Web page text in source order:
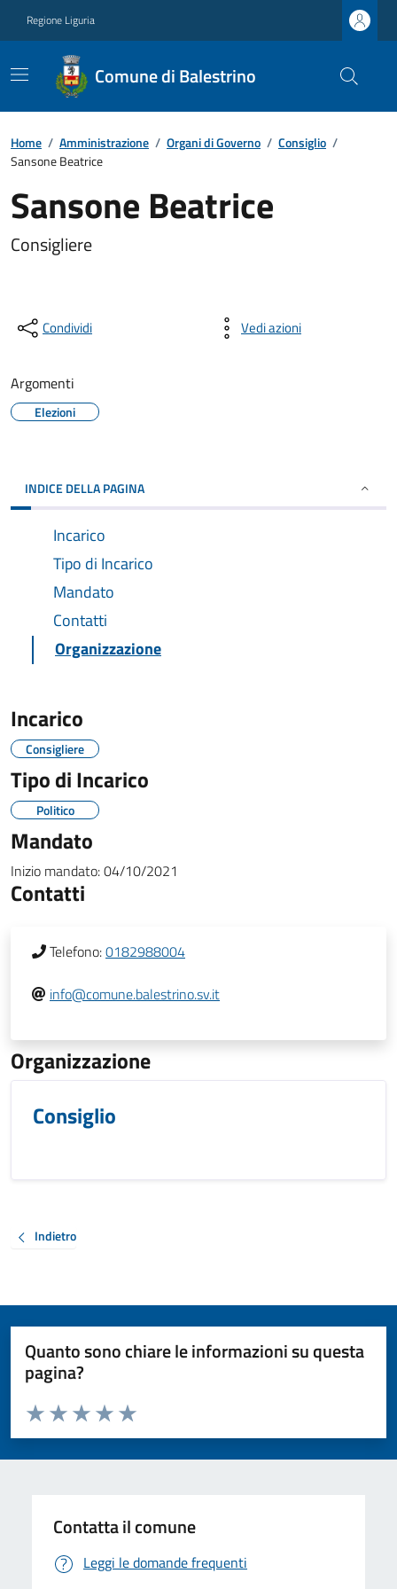
Regione Liguria
Comune di Balestrino
Home / Amministrazione / Organi di Governo / Consiglio /
Sansone Beatrice
Sansone Beatrice
Consigliere
Condividi Vedi azioni
Argomenti
Elezioni
INDICE DELLA PAGINA
Incarico
Tipo di Incarico
Mandato
Contatti
Organizzazione
Incarico
Consigliere
Tipo di Incarico
Politico
Mandato
Inizio mandato:04/10/2021
Contatti
Telefono:0182988004
info@comune.balestrino.sv.it
Organizzazione
Consiglio
Indietro
Quanto sono chiare le informazioni su questa
pagina?
Valuta da 1 a 5 stelle la pagina
Valuta 5 stelle su 5
Valuta 4 stelle su 5
Valuta 3 stelle su 5
Valuta 2 stelle su 5
Valuta 1 stelle su 5
Contatta il comune
Leggi le domande frequenti